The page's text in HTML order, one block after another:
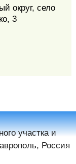
округ, село
3
участка и
Россия